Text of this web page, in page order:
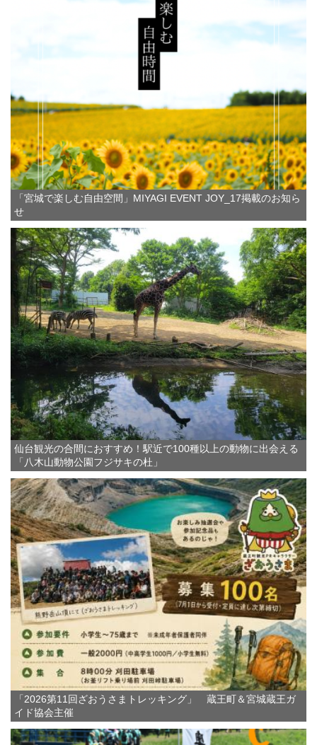
「宮城で楽しむ自由空間」MIYAGI EVENT JOY_17掲載のお知ら
せ
仙台観光の合間におすすめ！駅近で100種以上の動物に出会える
「八木山動物公園フジサキの杜」
「2026第11回ざおうさまトレッキング」 蔵王町＆宮城蔵王ガ
イド協会主催